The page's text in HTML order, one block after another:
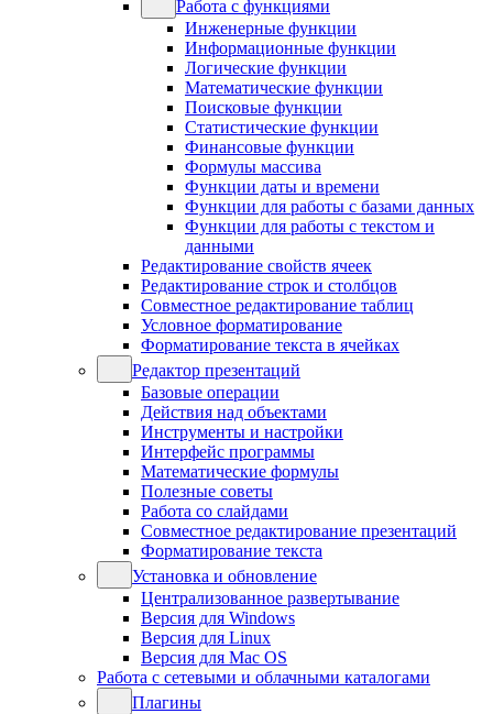
Работа с функциями
Инженерные функции
Информационные функции
Логические функции
Математические функции
Поисковые функции
Статистические функции
Финансовые функции
Формулы массива
Функции даты и времени
Функции для работы с базами данных
Функции для работы с текстом и
данными
Редактирование свойств ячеек
Редактирование строк и столбцов
Совместное редактирование таблиц
Условное форматирование
Форматирование текста в ячейках
Редактор презентаций
Базовые операции
Действия над объектами
Инструменты и настройки
Интерфейс программы
Математические формулы
Полезные советы
Работа со слайдами
Совместное редактирование презентаций
Форматирование текста
Установка и обновление
Централизованное развертывание
Версия для Windows
Версия для Linux
Версия для Mac OS
Работа с сетевыми и облачными каталогами
Плагины